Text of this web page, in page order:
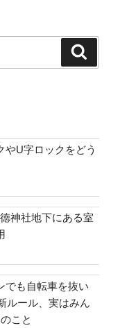
やU字ロックをどう
神社地下にある室
でも自転車を抜い
ルール、実はみん
こと